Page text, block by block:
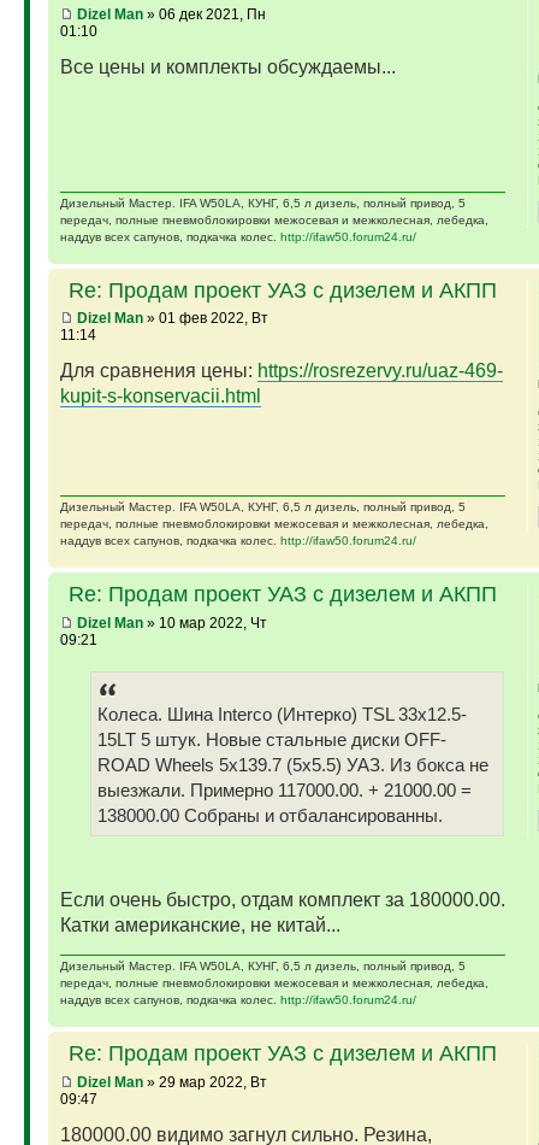
Dizel Man» 06 дек 2021, Пн
01:10
Все цены и комплекты обсуждаемы...
Дизельный Мастер. IFA W50LA, КУНГ, 6,5 л дизель, полный привод, 5
передач, полные пневмоблокировки межосевая и межколесная, лебедка,
наддув всех сапунов, подкачка колес. http://ifaw50.forum24.ru/
Re: Продам проект УАЗ с дизелем и АКПП
Dizel Man» 01 фев 2022, Вт
11:14
Для сравнения цены: https://rosrezervy.ru/uaz-469-
kupit-s-konservacii.html
Дизельный Мастер. IFA W50LA, КУНГ, 6,5 л дизель, полный привод, 5
передач, полные пневмоблокировки межосевая и межколесная, лебедка,
наддув всех сапунов, подкачка колес. http://ifaw50.forum24.ru/
Re: Продам проект УАЗ с дизелем и АКПП
Dizel Man» 10 мар 2022, Чт
09:21
Колеса. Шина Interco (Интерко) TSL 33x12.5-
15LT 5 штук. Новые стальные диски OFF-
ROAD Wheels 5x139.7 (5x5.5) УАЗ. Из бокса не
выезжали. Примерно 117000.00. + 21000.00 =
138000.00 Собраны и отбалансированны.
Если очень быстро, отдам комплект за 180000.00.
Катки американские, не китай...
Дизельный Мастер. IFA W50LA, КУНГ, 6,5 л дизель, полный привод, 5
передач, полные пневмоблокировки межосевая и межколесная, лебедка,
наддув всех сапунов, подкачка колес. http://ifaw50.forum24.ru/
Re: Продам проект УАЗ с дизелем и АКПП
Dizel Man» 29 мар 2022, Вт
09:47
180000.00 видимо загнул сильно. Резина,